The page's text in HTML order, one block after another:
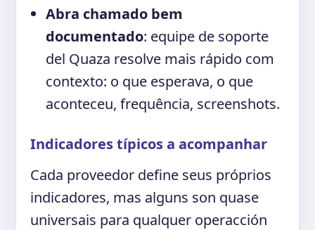
Abra chamado bem
documentado: equipe de soporte
del Quaza resolve mais rápido com
contexto: o que esperava, o que
aconteceu, frequência, screenshots.
Indicadores típicos a acompanhar
Cada proveedor define seus próprios
indicadores, mas alguns son quase
universais para qualquer operacción